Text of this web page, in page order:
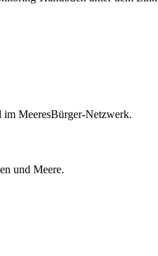
MeeresBürger-Netzwerk.
und Meere.